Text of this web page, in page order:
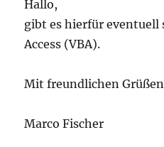
Hallo,
gibt es hierfür eventuell
Access (VBA).
Mit freundlichen Grüßen
Marco Fischer